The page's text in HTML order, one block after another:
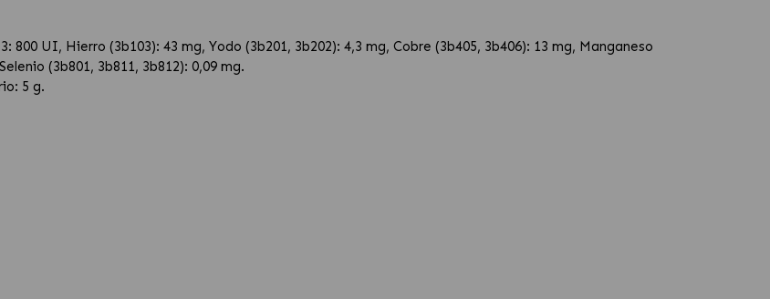
800 UI, Hierro (3b103): 43 mg, Yodo (3b201, 3b202): 4,3 mg, Cobre (3b405, 3b406): 13 mg, Manganeso
(3b801, 3b811, 3b812): 0,09 mg.
5 g.